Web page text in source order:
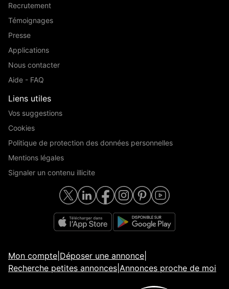
Recrutement
Témoignages
Presse
Applications
Nous contacter
Aide - FAQ
Liens utiles
Vos suggestions
Cookies
Politique de protection des données personnelles
Mentions légales
Signaler un contenu illicite
Mon compte Déposer une annonce
Recherche petites annonces Annonces proche de moi